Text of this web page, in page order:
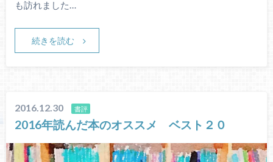
も訪れました…
続きを読む
2016.12.30 書評
2016年読んだ本のオススメ ベスト２０